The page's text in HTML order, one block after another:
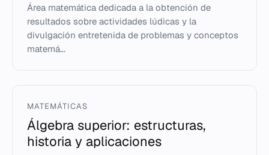
Área matemática dedicada a la obtención de
resultados sobre actividades lúdicas y la
divulgación entretenida de problemas y conceptos
matemá...
MATEMÁTICAS
Álgebra superior: estructuras,
historia y aplicaciones